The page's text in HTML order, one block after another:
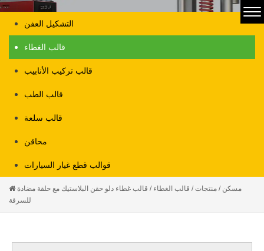
التشكيل العفن
قالب الغطاء
قالب تركيب الأنابيب
قالب الطب
قالب سلعة
محاقن
قوالب قطع غيار السيارات
مسكن / منتجات/ قالب الغطاء / قالب غطاء دلو حقن البلاستيك مع حلقة مضادة
للسرقة